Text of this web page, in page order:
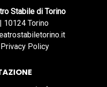
Stabile di Torino
10124 Torino
Privacy Policy